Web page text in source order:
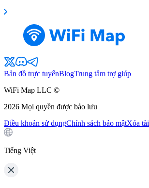
Bản đồ trực tuyếnBlogTrung tâm trợ giúp
WiFi Map LLC ©
2026 Mọi quyền được bảo lưu
Điều khoản sử dụngChính sách bảo mậtXóa
Tiếng Việt